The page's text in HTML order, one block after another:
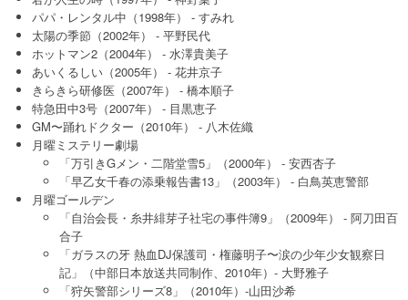
パパ・レンタル中（1998年） - すみれ
太陽の季節（2002年） - 平野民代
ホットマン2（2004年） - 水澤貴美子
あいくるしい（2005年） - 花井京子
きらきら研修医（2007年） - 橋本順子
特急田中3号（2007年） - 目黒恵子
GM〜踊れドクター（2010年） - 八木佐織
月曜ミステリー劇場
「万引きGメン・二階堂雪5」（2000年） - 安西杏子
「早乙女千春の添乗報告書13」（2003年） - 白鳥英恵警部
月曜ゴールデン
「自治会長・糸井緋芽子社宅の事件簿9」（2009年） - 阿刀田百
合子
「ガラスの牙 熱血DJ保護司・権藤明子〜涙の少年少女観察日
記」（中部日本放送共同制作、2010年）- 大野雅子
「狩矢警部シリーズ8」（2010年）-山田沙希